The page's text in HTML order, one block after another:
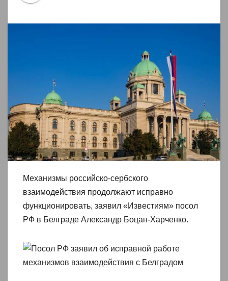
Механизмы российско-сербского
взаимодействия продолжают исправно
функционировать, заявил «Известиям» посол
РФ в Белграде Александр Боцан-Харченко.